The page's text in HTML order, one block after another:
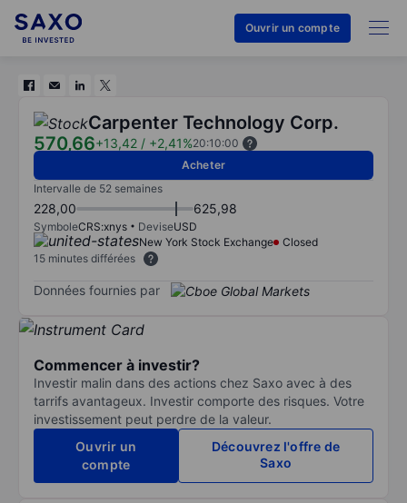
Ouvrir un compte
Carpenter Technology Corp.
570,66+13,42 / +2,41%20:10:00
Acheter
Intervalle de 52 semaines
228,00 625,98
SymboleCRS:xnys DeviseUSD
New York Stock Exchange
Closed
15 minutes différées
Données fournies par
Commencer à investir?
Investir malin dans des actions chez Saxo avec à des
tarrifs avantageux. Investir comporte des risques. Votre
investissement peut perdre de la valeur.
Ouvrir un
compte
Découvrez l'offre de
Saxo